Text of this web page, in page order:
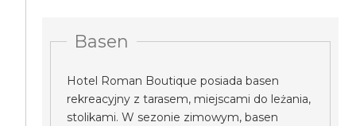
Basen
Hotel Roman Boutique posiada basen
rekreacyjny z tarasem, miejscami do leżania,
stolikami. W sezonie zimowym, basen